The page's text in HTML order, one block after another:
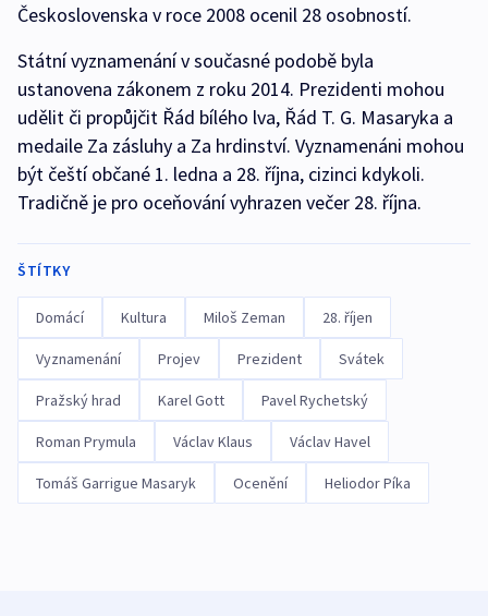
Československa v roce 2008 ocenil 28 osobností.
Státní vyznamenání v současné podobě byla
ustanovena zákonem z roku 2014. Prezidenti mohou
udělit či propůjčit Řád bílého lva, Řád T. G. Masaryka a
medaile Za zásluhy a Za hrdinství. Vyznamenáni mohou
být čeští občané 1. ledna a 28. října, cizinci kdykoli.
Tradičně je pro oceňování vyhrazen večer 28. října.
ŠTÍTKY
Domácí Kultura Miloš Zeman 28. říjen
Vyznamenání Projev Prezident Svátek
Pražský hrad Karel Gott Pavel Rychetský
Roman Prymula Václav Klaus Václav Havel
Tomáš Garrigue Masaryk Ocenění Heliodor Píka